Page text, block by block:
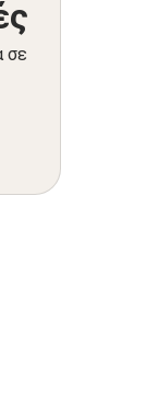
σε